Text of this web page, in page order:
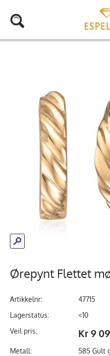
Ørepynt Flettet
Artikkelnr:
47715
Lagerstatus:
<10
Veil pris:
Kr 9
Metall:
585 Gult